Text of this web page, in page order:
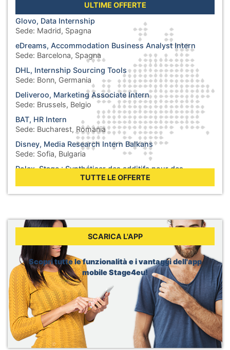
ULTIME OFFERTE
Glovo, Data Internship
Sede: Madrid, Spagna
eDreams, Accommodation Business Analyst Intern
Sede: Barcelona, Spagna
DHL, Internship Sourcing Tools
Sede: Bonn, Germania
Deliveroo, Marketing Associate Intern
Sede: Brussels, Belgio
BAT, HR Intern
Sede: Bucharest, Romania
Disney, Media Research Intern Balkans
Sede: Sofia, Bulgaria
Rolex, Stage : Synthétiser des additifs pour des
Sede: Biel, Svizzera
WHO, Internship - Nutrition and Food Safety
Geneva, Svizzera
Dior, Merchandising Intern
Sede: Brussels, Belgio
TUTTE LE OFFERTE
SCARICA L'APP
Scopri tutte le funzionalità e i vantaggi dell'app
mobile Stage4eu!